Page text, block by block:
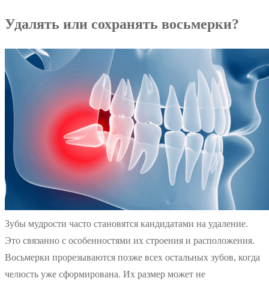
Удалять или сохранять восьмерки?
Зубы мудрости часто становятся кандидатами на удаление.
Это связанно с особенностями их строения и расположения.
Восьмерки прорезываются позже всех остальных зубов, когда
челюсть уже сформирована. Их размер может не